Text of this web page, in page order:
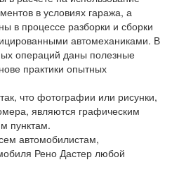
в условиях гаража, а
в процессе разборки и сборки
автомеханиками. В
операций даны полезные
практики опытных
что фотографии или рисунки,
являются графическим
пунктам.
автомобилистам,
Рено Дастер любой